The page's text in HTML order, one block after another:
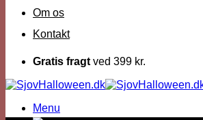
Om os
Kontakt
Gratis fragt ved 399 kr.
Menu